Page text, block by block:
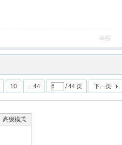
举报
10 ... 44 / 44 页 下一页
高级模式